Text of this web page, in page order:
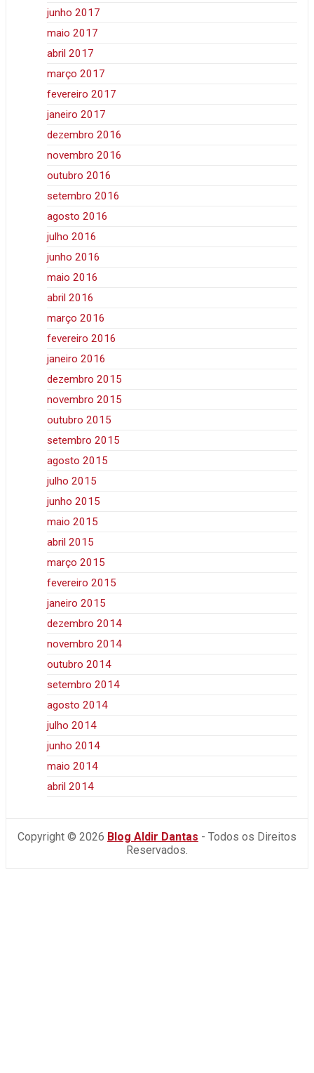
junho 2017
maio 2017
abril 2017
março 2017
fevereiro 2017
janeiro 2017
dezembro 2016
novembro 2016
outubro 2016
setembro 2016
agosto 2016
julho 2016
junho 2016
maio 2016
abril 2016
março 2016
fevereiro 2016
janeiro 2016
dezembro 2015
novembro 2015
outubro 2015
setembro 2015
agosto 2015
julho 2015
junho 2015
maio 2015
abril 2015
março 2015
fevereiro 2015
janeiro 2015
dezembro 2014
novembro 2014
outubro 2014
setembro 2014
agosto 2014
julho 2014
junho 2014
maio 2014
abril 2014
Copyright © 2026 Blog Aldir Dantas - Todos os Direitos
Reservados.